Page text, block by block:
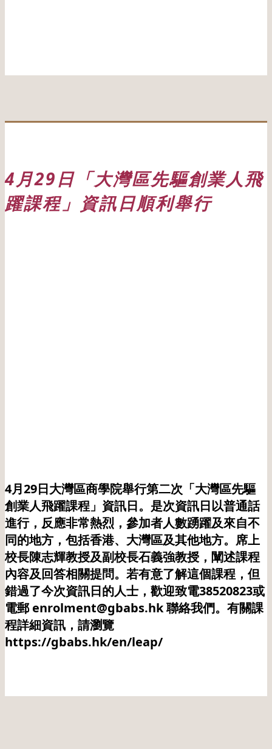
4月29日「大灣區先驅創業人飛
躍課程」資訊日順利舉行
4月29日大灣區商學院舉行第二次「大灣區先驅
創業人飛躍課程」資訊日。是次資訊日以普通話
進行，反應非常熱烈，參加者人數踴躍及來自不
同的地方，包括香港、大灣區及其他地方。席上
校長陳志輝教授及副校長石義強教授，闡述課程
內容及回答相關提問。若有意了解這個課程，但
錯過了今次資訊日的人士，歡迎致電38520823或
電郵 enrolment@gbabs.hk 聯絡我們。有關課
程詳細資訊，請瀏覽
https://gbabs.hk/en/leap/